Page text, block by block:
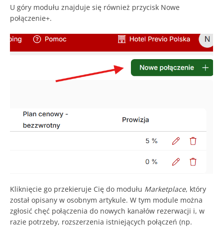
U góry modułu znajduje się również przycisk Nowe
połączenie+.
Kliknięcie go przekieruje Cię do modułu Marketplace, który
został opisany w osobnym artykule. W tym module można
zgłosić chęć połączenia do nowych kanałów rezerwacji i, w
razie potrzeby, rozszerzenia istniejących połączeń (np.